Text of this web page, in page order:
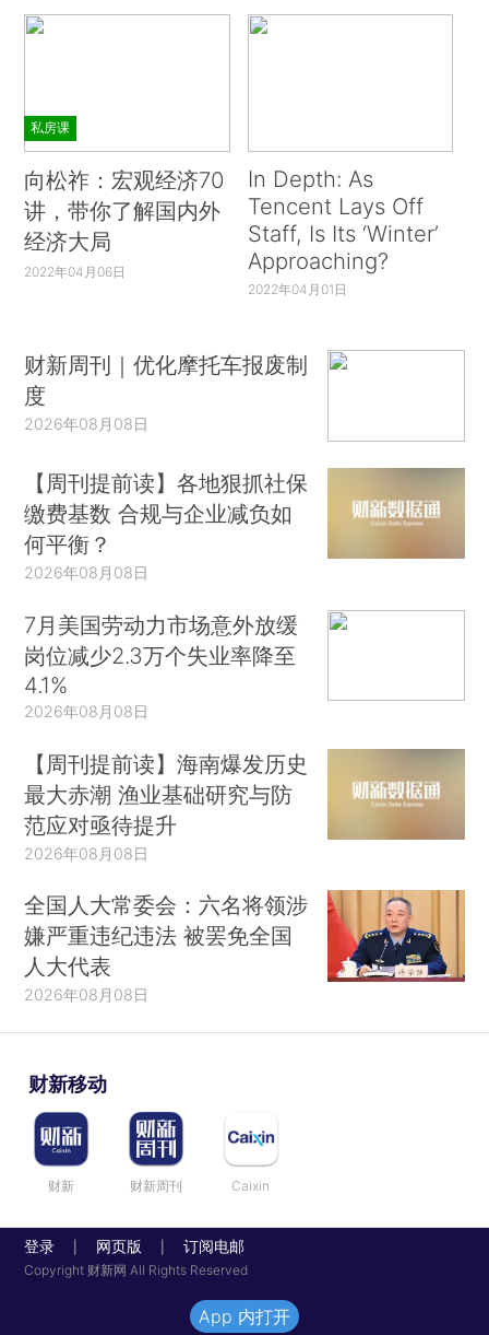
私房课
向松祚：宏观经济70
讲，带你了解国内外
经济大局
2022年04月06日
In Depth: As
Tencent Lays Off
Staff, Is Its ‘Winter’
Approaching?
2022年04月01日
财新周刊｜优化摩托车报废制
度
2026年08月08日
【周刊提前读】各地狠抓社保
缴费基数 合规与企业减负如
何平衡？
2026年08月08日
7月美国劳动力市场意外放缓
岗位减少2.3万个失业率降至
4.1%
2026年08月08日
【周刊提前读】海南爆发历史
最大赤潮 渔业基础研究与防
范应对亟待提升
2026年08月08日
全国人大常委会：六名将领涉
嫌严重违纪违法 被罢免全国
人大代表
2026年08月08日
财新移动
财新 财新周刊 Caixin
登录 网页版 订阅电邮
Copyright 财新网 All Rights Reserved
App 内打开